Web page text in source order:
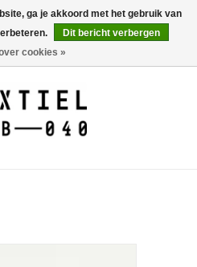
0 Artikelen - €0,00
ga je akkoord met het gebruik van
Dit bericht verbergen
cookies »